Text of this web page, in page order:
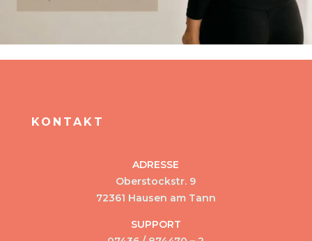
KONTAKT
ADRESSE
Oberstockstr. 9
72361 Hausen am Tann
SUPPORT